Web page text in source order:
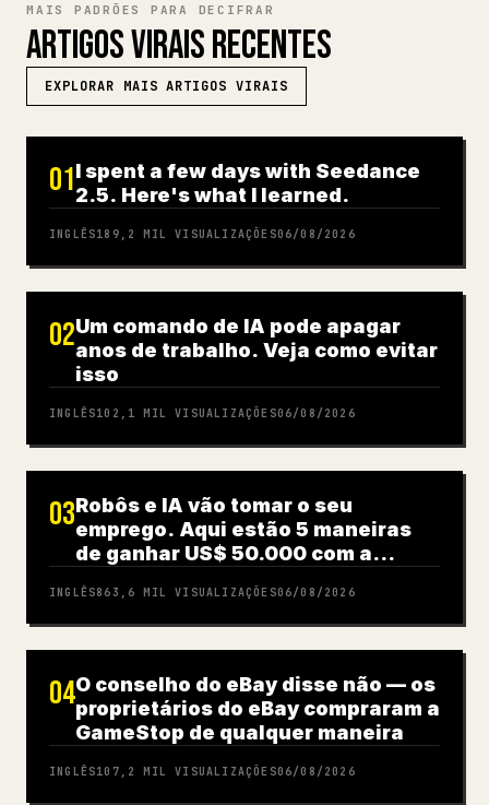
MAIS PADRÕES PARA DECIFRAR
ARTIGOS VIRAIS RECENTES
EXPLORAR MAIS ARTIGOS VIRAIS
01I spent a few days with Seedance
2.5. Here's what I learned.
INGLÊS189,2 MIL VISUALIZAÇÕES06/08/2026
02Um comando de IA pode apagar
anos de trabalho. Veja como evitar
isso
INGLÊS102,1 MIL VISUALIZAÇÕES06/08/2026
03Robôs e IA vão tomar o seu
emprego. Aqui estão 5 maneiras
de ganhar US$ 50.000 com a
INGLÊS863,6 MIL VISUALIZAÇÕES06/08/2026
04O conselho do eBay disse não — os
proprietários do eBay compraram a
GameStop de qualquer maneira
INGLÊS107,2 MIL VISUALIZAÇÕES06/08/2026